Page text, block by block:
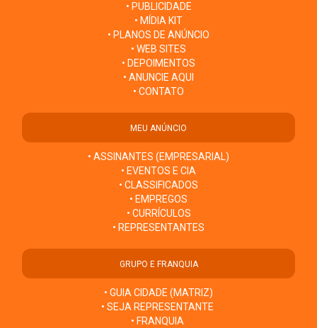
• PUBLICIDADE
• MÍDIA KIT
• PLANOS DE ANÚNCIO
• WEB SITES
• DEPOIMENTOS
• ANUNCIE AQUI
• CONTATO
MEU ANÚNCIO
• ASSINANTES (EMPRESARIAL)
• EVENTOS E CIA
• CLASSIFICADOS
• EMPREGOS
• CURRÍCULOS
• REPRESENTANTES
GRUPO E FRANQUIA
• GUIA CIDADE (MATRIZ)
• SEJA REPRESENTANTE
• FRANQUIA